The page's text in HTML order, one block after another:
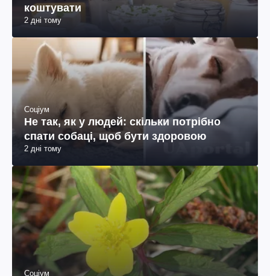
коштувати
2 дні тому
Соціум
Не так, як у людей: скільки потрібно
спати собаці, щоб бути здоровою
2 дні тому
Соціум